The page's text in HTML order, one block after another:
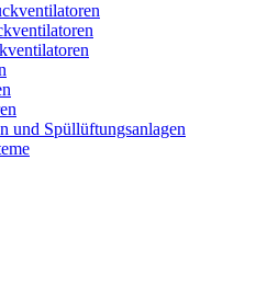
und Spüllüftungsanlagen